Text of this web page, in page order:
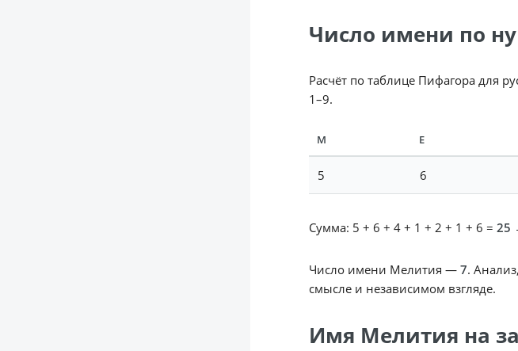
Число имени по
Расчёт по таблице Пифагора для
1–9.
М Е
5 6
Сумма: 5 + 6 + 4 + 1 + 2 + 1 + 6 = 25
Число имени Мелития — 7.
смысле и независимом взгляде.
Имя Мелития на